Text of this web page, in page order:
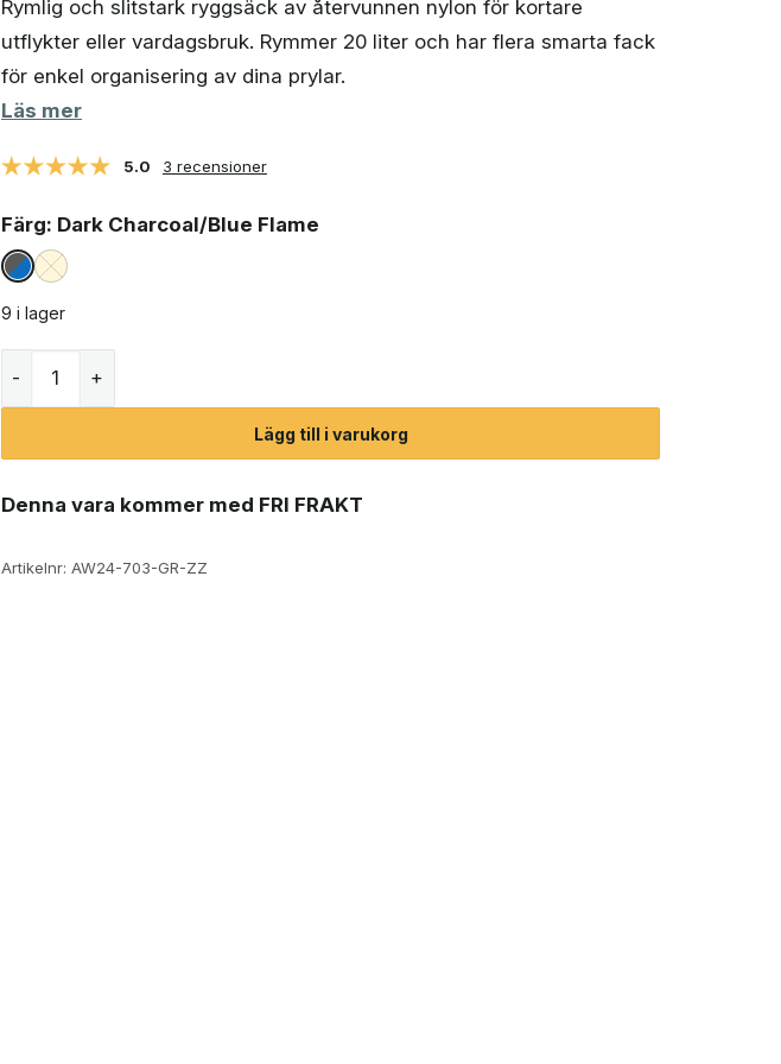
Rymlig och slitstark ryggsäck av återvunnen nylon för kortare
utflykter eller vardagsbruk. Rymmer 20 liter och har flera smarta fack
för enkel organisering av dina prylar.
Läs mer
5.0 3 recensioner
Färg: Dark Charcoal/Blue Flame
9 i lager
Lägg till i varukorg
Denna vara kommer med FRI FRAKT
Artikelnr: AW24-703-GR-ZZ